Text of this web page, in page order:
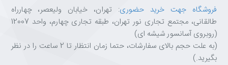
فروشگاه جهت خرید حضوری: تهران، خیابان ولیعصر، چهارراه
طالقانی، مجتمع تجاری نور تهران، طبقه تجاری چهارم، واحد 12007
(روبروی آسانسور شیشه ای)
(به علت حجم بالای سفارشات، حتما زمان انتظار تا 2 ساعت را در نظر
بگیرید.)